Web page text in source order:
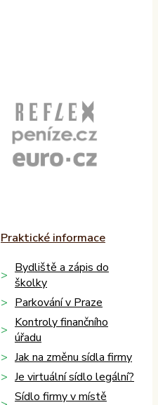
Praktické informace
Bydliště a zápis do
školky
Parkování v Praze
Kontroly finančního
úřadu
Jak na změnu sídla firmy
Je virtuální sídlo legální?
Sídlo firmy v místě